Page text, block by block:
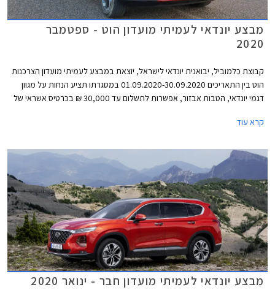
מבצע יונדאי לעמיתי מועדון הוט - ספטמבר
2020
קבוצת כלמוביל, יבואנית יונדאי לישראל, יוצאת במבצע לעמיתי מועדון הצרכנות
הוט בין התאריכים 01.09.2020-30.09.2020 במסגרתו תציע הנחות על מגוון
דגמי יונדאי, הטבות אבזור, אפשרות לתשלום עד 30,000 ₪ בכרטיס אשראי של
מרכזי המכירה של יונדאי הפרושים ברחבי הארץ.
קרא עוד
מבצע יונדאי לעמיתי מועדון חבר - ינואר 2020